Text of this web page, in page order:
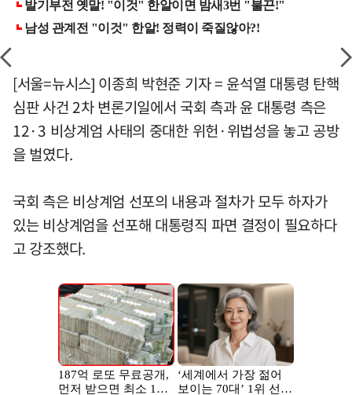
[서울=뉴시스] 이종희 박현준 기자 = 윤석열 대통령 탄핵
심판 사건 2차 변론기일에서 국회 측과 윤 대통령 측은
12·3 비상계엄 사태의 중대한 위헌·위법성을 놓고 공방
을 벌였다.
국회 측은 비상계엄 선포의 내용과 절차가 모두 하자가
있는 비상계엄을 선포해 대통령직 파면 결정이 필요하다
고 강조했다.